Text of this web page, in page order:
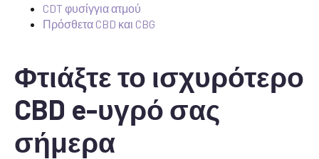
CDT φυσίγγια ατμού
Πρόσθετα CBD και CBG
Φτιάξτε το ισχυρότερο
CBD e-υγρό σας
σήμερα